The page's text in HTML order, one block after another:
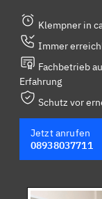
Klempner in
Immer
Fachbetrieb
Erfahrung
Schutz vor
Jetzt anrufen
08938037711